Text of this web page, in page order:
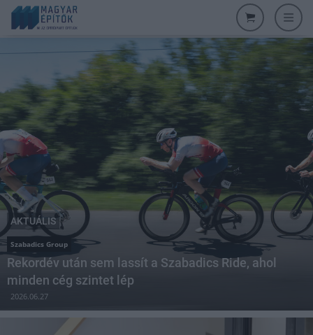
AKTUÁLIS
Szabadics Group
Rekordév után sem lassít a Szabadics Ride, ahol
minden cég szintet lép
2026.06.27